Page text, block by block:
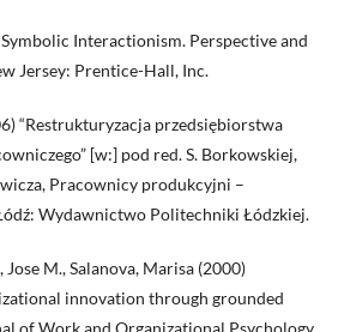
Interactionism. Perspective and
Jersey: Prentice-Hall, Inc.
“Restrukturyzacja przedsiębiorstwa
[w:] pod red. S. Borkowskiej,
Pracownicy produkcyjni –
Wydawnictwo Politechniki Łódzkiej.
M., Salanova, Marisa (2000)
innovation through grounded
of Work and Organizational Psychology